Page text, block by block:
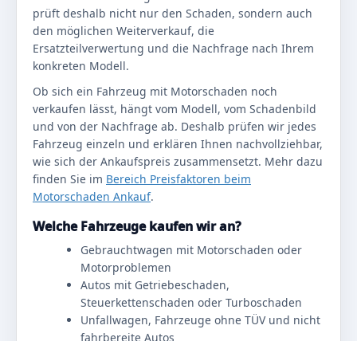
prüft deshalb nicht nur den Schaden, sondern auch
den möglichen Weiterverkauf, die
Ersatzteilverwertung und die Nachfrage nach Ihrem
konkreten Modell.
Ob sich ein Fahrzeug mit Motorschaden noch
verkaufen lässt, hängt vom Modell, vom Schadenbild
und von der Nachfrage ab. Deshalb prüfen wir jedes
Fahrzeug einzeln und erklären Ihnen nachvollziehbar,
wie sich der Ankaufspreis zusammensetzt. Mehr dazu
finden Sie im Bereich Preisfaktoren beim
Motorschaden Ankauf.
Welche Fahrzeuge kaufen wir an?
Gebrauchtwagen mit Motorschaden oder
Motorproblemen
Autos mit Getriebeschaden,
Steuerkettenschaden oder Turboschaden
Unfallwagen, Fahrzeuge ohne TÜV und nicht
fahrbereite Autos